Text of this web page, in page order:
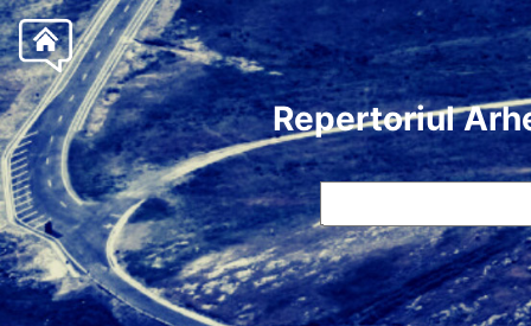
Repertoriul